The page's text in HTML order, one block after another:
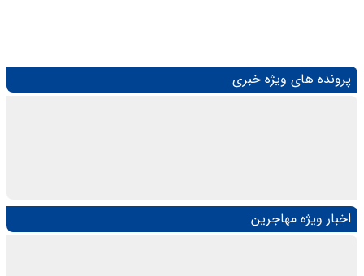
پرونده های ویژه خبری
اخبار ویژه مهاجرین